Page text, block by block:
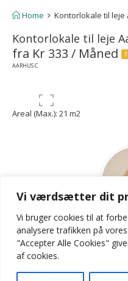
Vi værdsætter dit
Vi bruger cookies til at
analysere trafikken på vores
"Accepter Alle Cookies"
af cookies.
Home Kontorlokale til leje
Kontorlokale til leje
fra Kr 333 / Måned
AARHUS C
Areal (Max.): 21 m2